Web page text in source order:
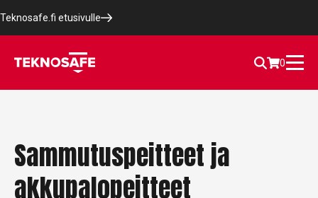
Teknosafe.fi etusivulle
0
Sammutuspeitteet ja
akkupalopeitteet